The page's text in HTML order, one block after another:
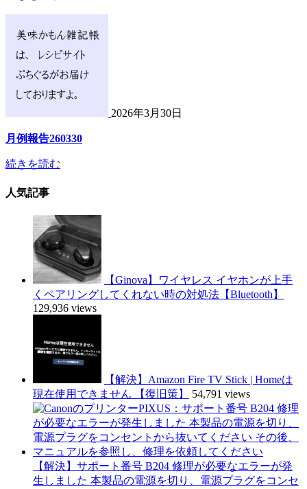
2026年3月30日
月例報告260330
続きを読む
人気記事
【Ginova】ワイヤレス イヤホンが上手
くペアリングしてくれない時の対処法【Bluetooth】
129,936 views
【解決】Amazon Fire TV Stick | Homeは
現在使用できません 【復旧策】
54,791 views
【解決】サポート番号 B204 修理が必要なエラーが発
生しました 本製品の電源を切り、電源プラグをコンセ